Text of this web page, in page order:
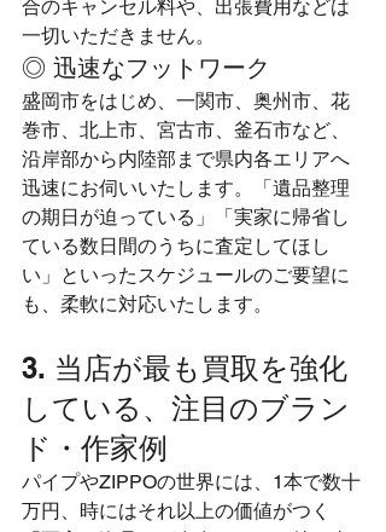
合のキャンセル料や、出張費用などは
一切いただきません。
◎ 迅速なフットワーク
盛岡市をはじめ、一関市、奥州市、花
巻市、北上市、宮古市、釜石市など、
沿岸部から内陸部まで県内各エリアへ
迅速にお伺いいたします。「遺品整理
の期日が迫っている」「実家に帰省し
ている数日間のうちに査定してほし
い」といったスケジュールのご要望に
も、柔軟に対応いたします。
3. 当店が最も買取を強化
している、注目のブラン
ド・作家例
パイプやZIPPOの世界には、1本で数十
万円、時にはそれ以上の価値がつく